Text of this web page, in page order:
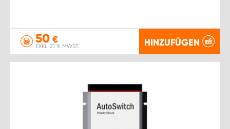
50 €
EXKL. 21 % MWST. HINZUFÜGEN